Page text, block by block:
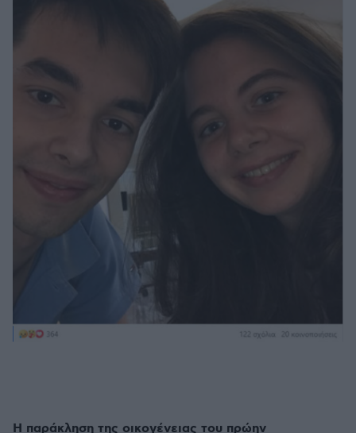
Η παράκληση της οικογένειας του πρώην